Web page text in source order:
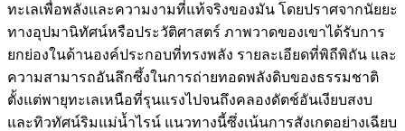
ทะเลเพื่อพลังและความงามที่แท้จริงของมัน โดยปราศจากนัยยะ
ทางอุปมานิทัศน์หรือประวัติศาสตร์ ภาพวาดของเขาได้รับการ
ยกย่องในด้านองค์ประกอบที่ทรงพลัง รายละเอียดที่พิถีพิถัน และ
ความสามารถอันลึกซึ้งในการถ่ายทอดพลังดิบของธรรมชาติ
ตั้งแต่พายุทะเลเหนือที่รุนแรงไปจนถึงคลองดัตช์อันเงียบสงบ
และทิวทัศน์ริมแม่น้ำไรน์ แนวทางนี้ซึ่งเน้นการสังเกตอย่างเฉียบ